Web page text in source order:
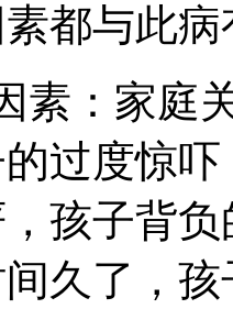
都与此病
：家庭关
过度惊
孩子背
久了，